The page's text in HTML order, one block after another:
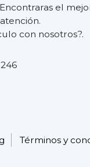
el
con nosotros?.
Términos y